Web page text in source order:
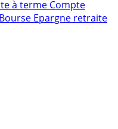
à terme Compte
Epargne retraite